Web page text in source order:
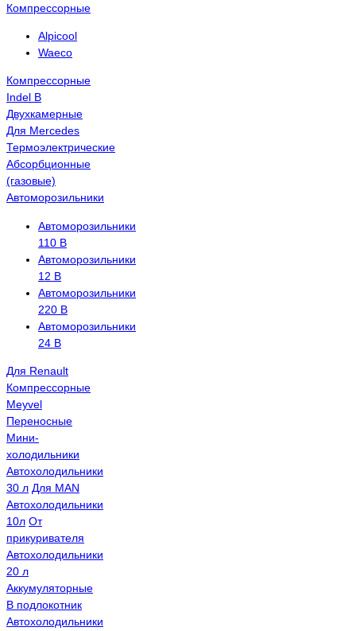
Компрессорные
Alpicool
Waeco
Компрессорные
Indel B
Двухкамерные
Для Mercedes
Термоэлектрические
Абсорбционные
(газовые)
Автоморозильники
Автоморозильники
110 В
Автоморозильники
12 В
Автоморозильники
220 В
Автоморозильники
24 В
Для Renault
Компрессорные
Meyvel
Переносные
Мини-
холодильники
Автохолодильники
30 л Для MAN
Автохолодильники
10л От
прикуривателя
Автохолодильники
20 л
Аккумуляторные
В подлокотник
Автохолодильники